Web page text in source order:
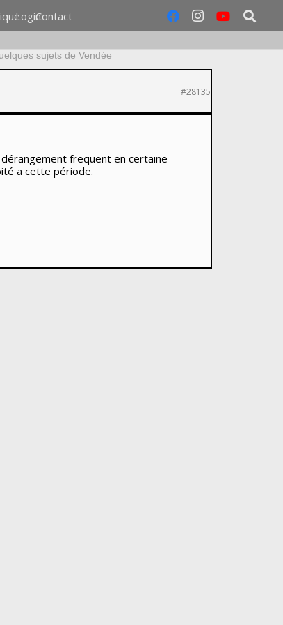
LoginContact
sujets de Vendée
#28135
frequent en certaine
a cette période.